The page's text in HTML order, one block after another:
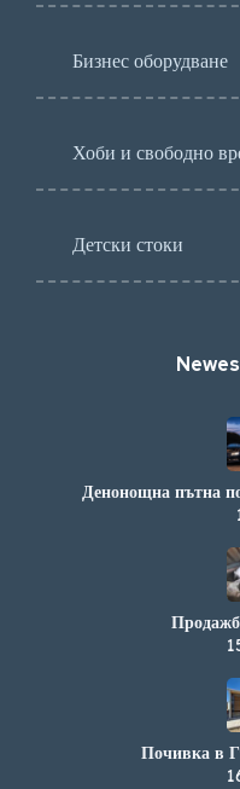
Бизнес оборудване
Хоби и свободно
Детски стоки
Денонощна пътна
Почивка в